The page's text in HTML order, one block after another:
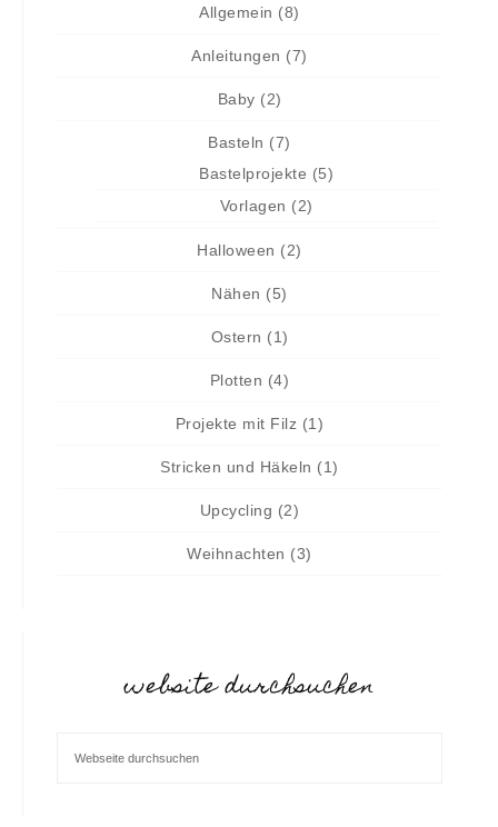
Allgemein (8)
Anleitungen (7)
Baby (2)
Basteln (7)
Bastelprojekte (5)
Vorlagen (2)
Halloween (2)
Nähen (5)
Ostern (1)
Plotten (4)
Projekte mit Filz (1)
Stricken und Häkeln (1)
Upcycling (2)
Weihnachten (3)
website durchsuchen